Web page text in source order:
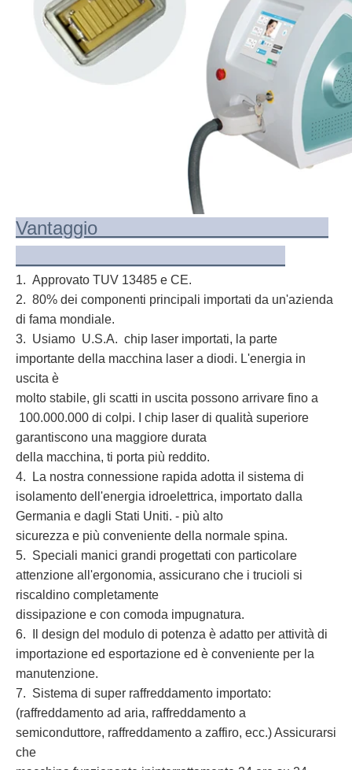
Vantaggio
1. Approvato TUV 13485 e CE.
2. 80% dei componenti principali importati da un'azienda
di fama mondiale.
3. Usiamo U.S.A. chip laser importati, la parte
importante della macchina laser a diodi. L'energia in
uscita è
molto stabile, gli scatti in uscita possono arrivare fino a
100.000.000 di colpi. I chip laser di qualità superiore
garantiscono una maggiore durata
della macchina, ti porta più reddito.
4. La nostra connessione rapida adotta il sistema di
isolamento dell'energia idroelettrica, importato dalla
Germania e dagli Stati Uniti. - più alto
sicurezza e più conveniente della normale spina.
5. Speciali manici grandi progettati con particolare
attenzione all'ergonomia, assicurano che i trucioli si
riscaldino completamente
dissipazione e con comoda impugnatura.
6. Il design del modulo di potenza è adatto per attività di
importazione ed esportazione ed è conveniente per la
manutenzione.
7. Sistema di super raffreddamento importato:
(raffreddamento ad aria, raffreddamento a
semiconduttore, raffreddamento a zaffiro, ecc.) Assicurarsi
che